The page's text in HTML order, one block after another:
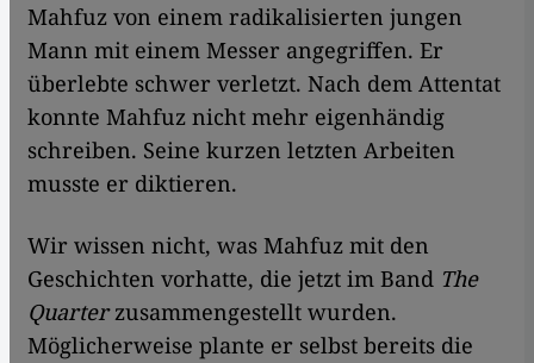
Mahfuz von einem radikalisierten jungen
Mann mit einem Messer angegriffen. Er
überlebte schwer verletzt. Nach dem Attentat
konnte Mahfuz nicht mehr eigenhändig
schreiben. Seine kurzen letzten Arbeiten
musste er diktieren.
Wir wissen nicht, was Mahfuz mit den
Geschichten vorhatte, die jetzt im Band The
Quarterzusammengestellt wurden.
Möglicherweise plante er selbst bereits die